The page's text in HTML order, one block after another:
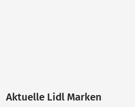
Aktuelle Lidl Marken